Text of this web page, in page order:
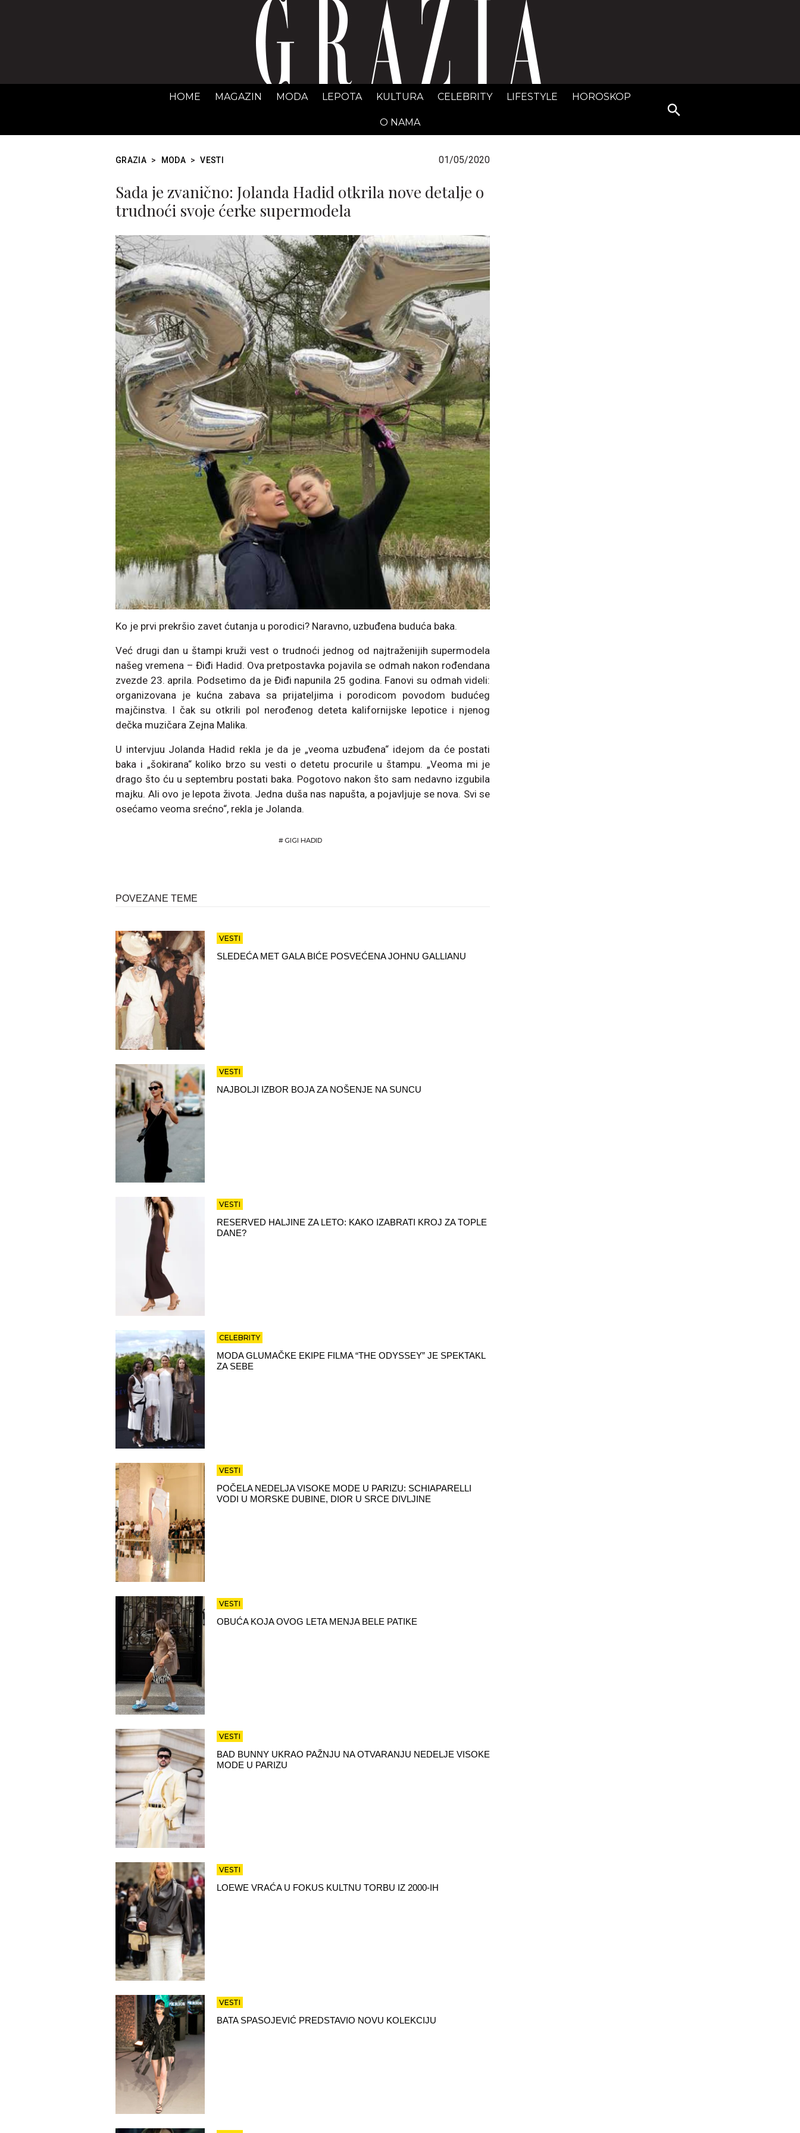
GRAZIA Srbija
HOME MAGAZIN MODA LEPOTA KULTURA CELEBRITY LIFESTYLE HOROSKOP
O NAMA
Search
for:
GRAZIA > MODA > VESTI 01/05/2020
Sada je zvanično: Jolanda Hadid otkrila nove detalje o
trudnoći svoje ćerke supermodela
Ko je prvi prekršio zavet ćutanja u porodici? Naravno, uzbuđena buduća baka.
Već drugi dan u štampi kruži vest o trudnoći jednog od najtraženijih supermodela
našeg vremena – Điđi Hadid. Ova pretpostavka pojavila se odmah nakon rođendana
zvezde 23. aprila. Podsetimo da je Điđi napunila 25 godina. Fanovi su odmah videli:
organizovana je kućna zabava sa prijateljima i porodicom povodom budućeg
majčinstva. I čak su otkrili pol nerođenog deteta kalifornijske lepotice i njenog
dečka muzičara Zejna Malika.
U intervjuu Jolanda Hadid rekla je da je „veoma uzbuđena“ idejom da će postati
baka i „šokirana“ koliko brzo su vesti o detetu procurile u štampu. „Veoma mi je
drago što ću u septembru postati baka. Pogotovo nakon što sam nedavno izgubila
majku. Ali ovo je lepota života. Jedna duša nas napušta, a pojavljuje se nova. Svi se
osećamo veoma srećno“, rekla je Jolanda.
# GIGI HADID
POVEZANE TEME
VESTI
SLEDEĆA MET GALA BIĆE POSVEĆENA JOHNU GALLIANU
VESTI
NAJBOLJI IZBOR BOJA ZA NOŠENJE NA SUNCU
VESTI
RESERVED HALJINE ZA LETO: KAKO IZABRATI KROJ ZA TOPLE
DANE?
CELEBRITY
MODA GLUMAČKE EKIPE FILMA “THE ODYSSEY” JE SPEKTAKL
ZA SEBE
VESTI
POČELA NEDELJA VISOKE MODE U PARIZU: SCHIAPARELLI
VODI U MORSKE DUBINE, DIOR U SRCE DIVLJINE
VESTI
OBUĆA KOJA OVOG LETA MENJA BELE PATIKE
VESTI
BAD BUNNY UKRAO PAŽNJU NA OTVARANJU NEDELJE VISOKE
MODE U PARIZU
VESTI
LOEWE VRAĆA U FOKUS KULTNU TORBU IZ 2000-IH
VESTI
BATA SPASOJEVIĆ PREDSTAVIO NOVU KOLEKCIJU